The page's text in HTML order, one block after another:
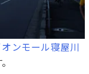
オンモール寝屋川